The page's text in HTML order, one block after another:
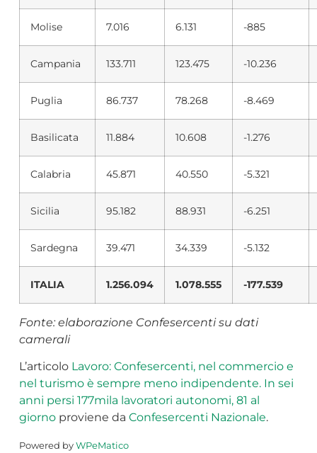
Molise 7.016 6.131 -885
Campania 133.711 123.475 -10.236
Puglia 86.737 78.268 -8.469
Basilicata 11.884 10.608 -1.276
Calabria 45.871 40.550 -5.321
Sicilia 95.182 88.931 -6.251
Sardegna 39.471 34.339 -5.132
ITALIA 1.256.094 1.078.555 -177.539
Fonte: elaborazione Confesercenti su dati
camerali
L’articolo Lavoro: Confesercenti, nel commercio e
nel turismo è sempre meno indipendente. In sei
anni persi 177mila lavoratori autonomi, 81 al
giornoproviene da Confesercenti Nazionale.
Powered by WPeMatico